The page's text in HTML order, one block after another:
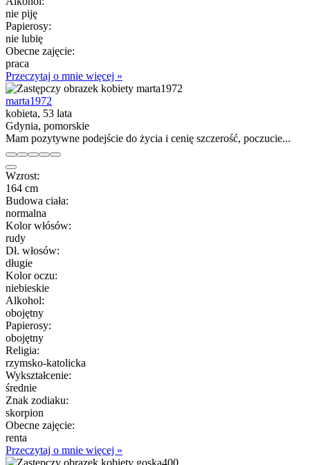
nie piję
Papierosy:
nie lubię
Obecne zajęcie:
praca
Przeczytaj o mnie więcej »
marta1972
kobieta, 53 lata
Gdynia, pomorskie
Mam pozytywne podejście do życia i cenię szczerość, poczucie...
Wzrost:
164 cm
Budowa ciała:
normalna
Kolor włósów:
rudy
Dł. włosów:
długie
Kolor oczu:
niebieskie
Alkohol:
obojętny
Papierosy:
obojętny
Religia:
rzymsko-katolicka
Wykształcenie:
średnie
Znak zodiaku:
skorpion
Obecne zajęcie:
renta
Przeczytaj o mnie więcej »